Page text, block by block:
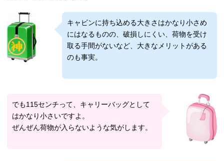
キャビンに持ち込める大きさはかなり小さめ
にはなるものの、破損しにくい、荷物を受け
取る手間がないなど、大きなメリットがある
のも事実。
でも115センチって、キャリーバッグとして
はかなり小さいですよ。
ぜんぜん荷物が入らないような気がします。